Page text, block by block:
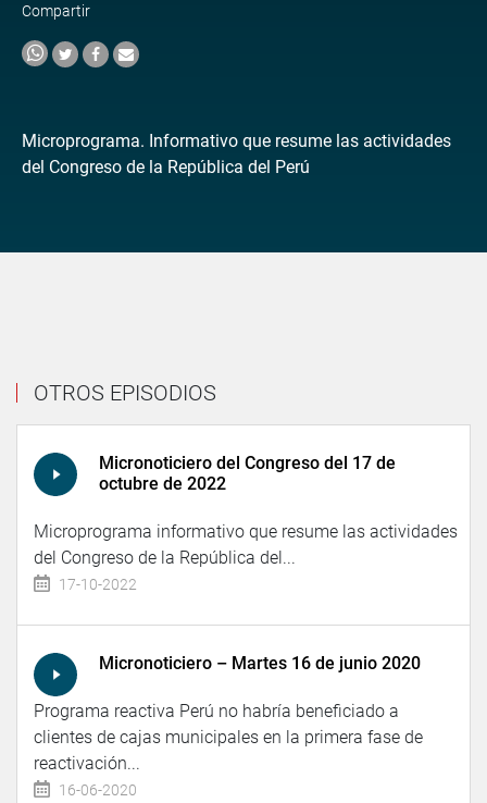
Compartir
Microprograma. Informativo que resume las actividades
del Congreso de la República del Perú
OTROS EPISODIOS
Micronoticiero del Congreso del 17 de
octubre de 2022
Microprograma informativo que resume las actividades
del Congreso de la República del...
17-10-2022
Micronoticiero – Martes 16 de junio 2020
Programa reactiva Perú no habría beneficiado a
clientes de cajas municipales en la primera fase de
reactivación...
16-06-2020